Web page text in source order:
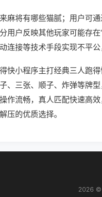
麻将有哪些猫腻；用户可
用户反映其他玩家可能存
连接等技术手段实现不平公
快小程序主打经典三人跑
、三张、顺子、炸弹等牌
作流畅，真人匹配快速高
压的优质选择。
2026 ©